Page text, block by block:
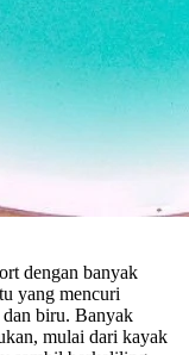
dengan banyak
yang mencuri
dan biru. Banyak
mulai dari kayak